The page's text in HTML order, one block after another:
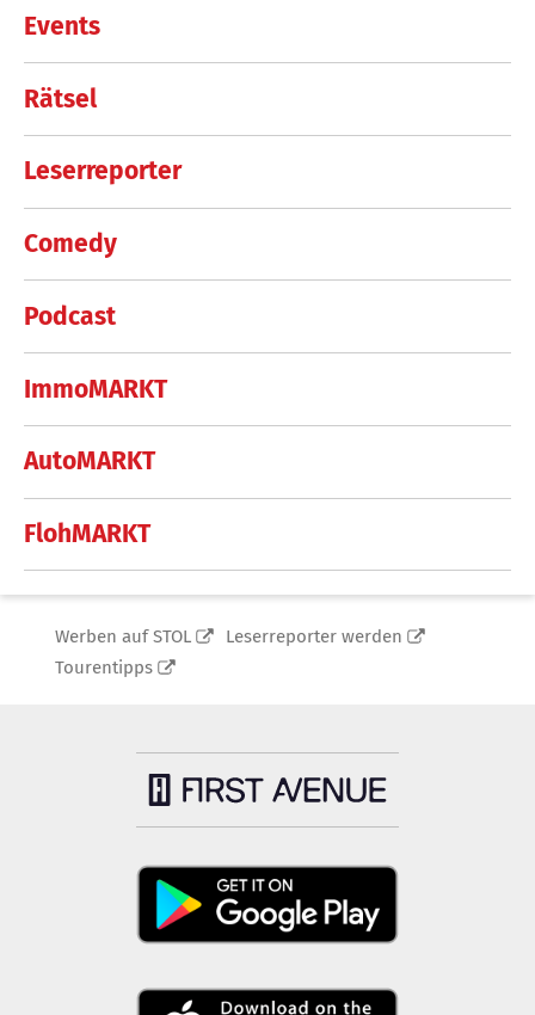
Events
Rätsel
Leserreporter
Comedy
Podcast
ImmoMARKT
AutoMARKT
FlohMARKT
Werben auf STOL
Leserreporter werden
Tourentipps